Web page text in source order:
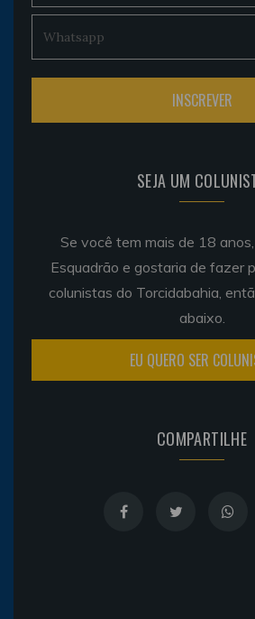
SEJA UM
Se você tem mais de 18
Esquadrão e gostaria de fazer
colunistas do Torcidabahia,
abaixo.
EU QUERO SER
COMPARTILHE